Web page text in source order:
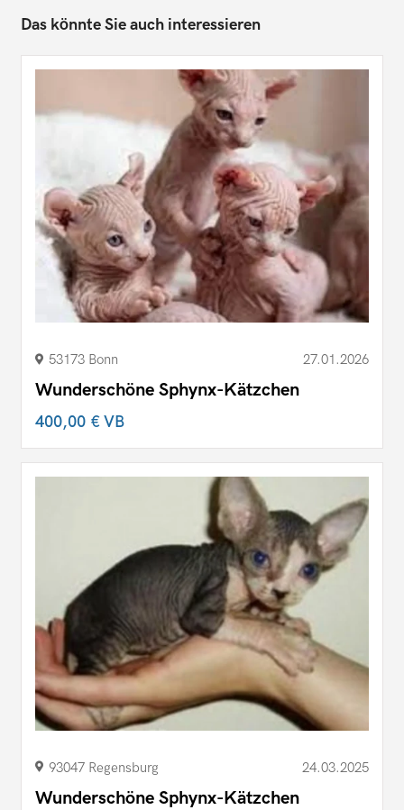
Das könnte Sie auch interessieren
53173 Bonn 27.01.2026
Wunderschöne Sphynx-Kätzchen
400,00 €VB
93047 Regensburg 24.03.2025
Wunderschöne Sphynx-Kätzchen